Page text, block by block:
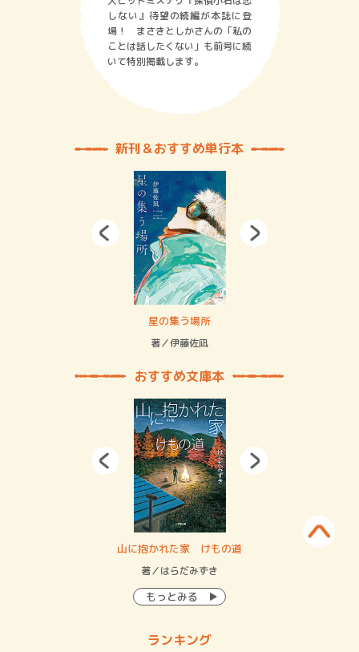
しない』待望の続編が本誌に登
場！ まさきとしかさんの「私の
ことは話したくない」も前号に続
いて特別掲載します。
新刊＆おすすめ単行本
星の集う場所
著／伊藤佐凪
おすすめ文庫本
山に抱かれた家 けもの道
著／はらだみずき
もっとみる
ランキング